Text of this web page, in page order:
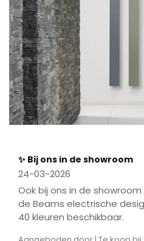
✨ Bij ons in de showroom
24-03-2026
Ook bij ons in de
de Beams electrische
40 kleuren beschikbaar.